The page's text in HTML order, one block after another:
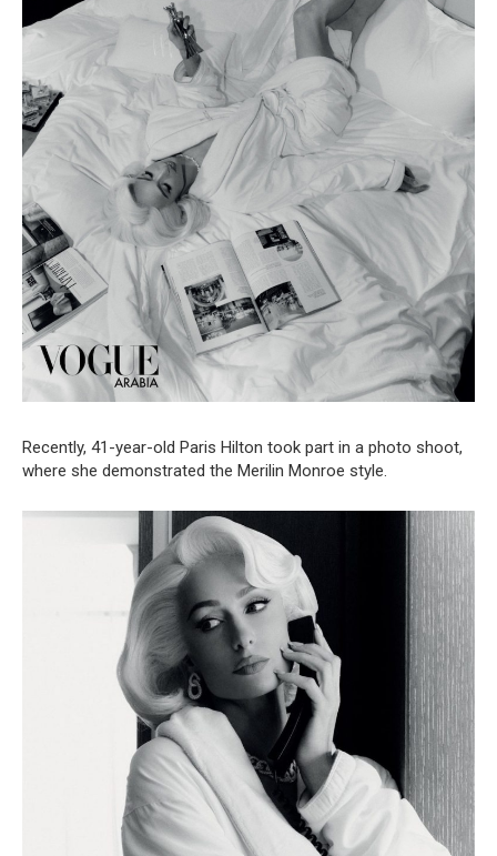
Recently, 41-year-old Paris Hilton took part in a photo shoot,
where she demonstrated the Merilin Monroe style.